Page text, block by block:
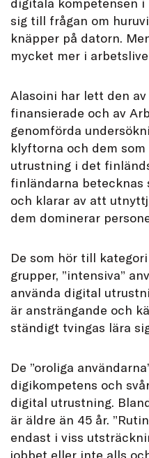
sig till frågan om
knäpper på datorn.
mycket mer i
Alasoini har lett den
finansierade och av
genomförda
klyftorna och dem
utrustning i det
finländarna betecknas
och klarar av att
dem dominerar
De som hör till
grupper, ”intensiva”
använda digital
är ansträngande och
ständigt tvingas lära
De ”oroliga
digikompetens och
digital utrustning.
är äldre än 45 år.
endast i viss
jobbet eller inte alls